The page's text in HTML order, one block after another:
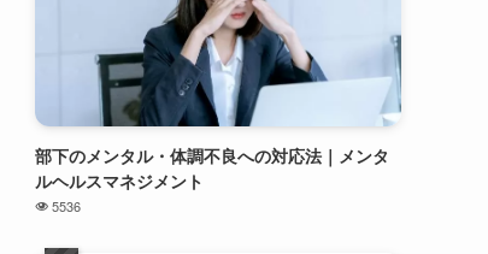
部下のメンタル・体調不良への対応法｜メンタ
ルヘルスマネジメント
5536